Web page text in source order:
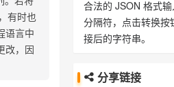
有时也
语言中
改，因
合法的 JSON 格式
分隔符，点击转换按
接后的字符串。
分享链接